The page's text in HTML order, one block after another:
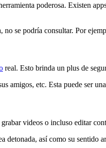
poderosa. Existen
se podría consultar. Por
real. Esto brinda un plus de
amigos, etc. Esta puede ser
videos o incluso editar
detonada, así como su sentido